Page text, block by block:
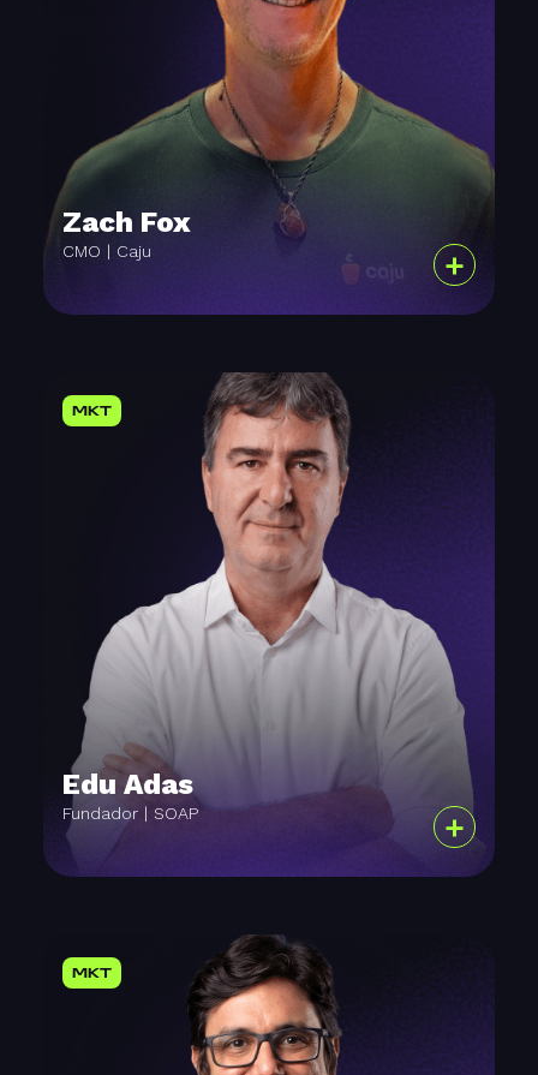
Zach Fox
CMO | Caju +
Edu Adas
Fundador | SOAP +
MKT
MKT